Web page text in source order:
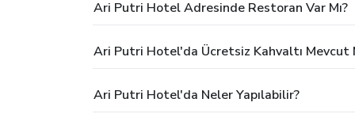
Ari Putri Hotel Adresinde Restoran Var Mı?
Ari Putri Hotel'da Ücretsiz Kahvaltı Mevcut
Ari Putri Hotel'da Neler Yapılabilir?